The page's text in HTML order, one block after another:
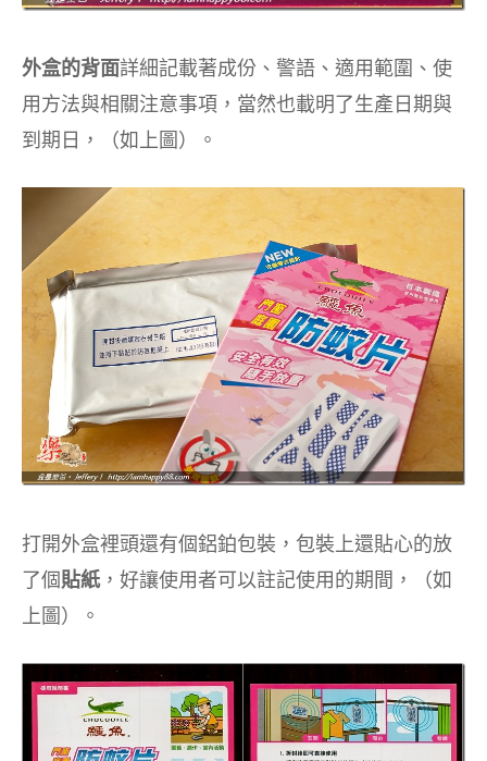
外盒的背面詳細記載著成份、警語、適用範圍、使
用方法與相關注意事項，當然也載明了生產日期與
到期日，（如上圖）。
打開外盒裡頭還有個鋁鉑包裝，包裝上還貼心的放
了個貼紙，好讓使用者可以註記使用的期間，（如
上圖）。